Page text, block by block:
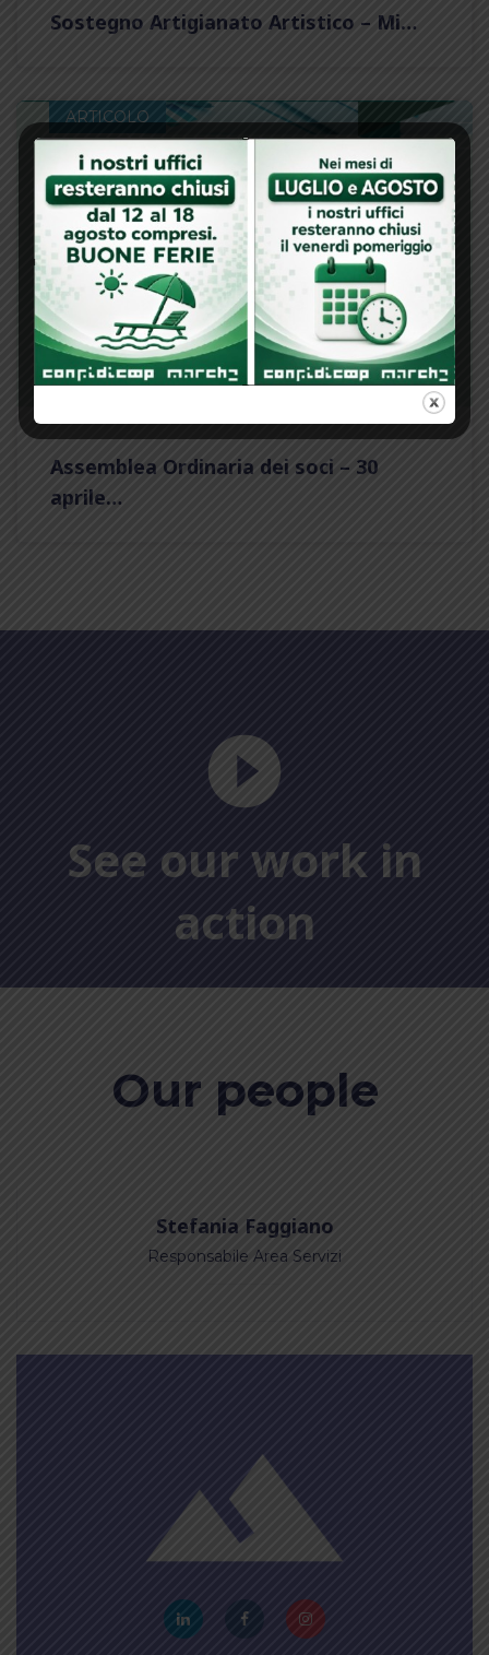
Sostegno Artigianato Artistico – Mi…
ARTICOLO
Assemblea Ordinaria dei soci – 30
aprile…
See our work in
action
Our people
Stefania Faggiano
Responsabile Area Servizi